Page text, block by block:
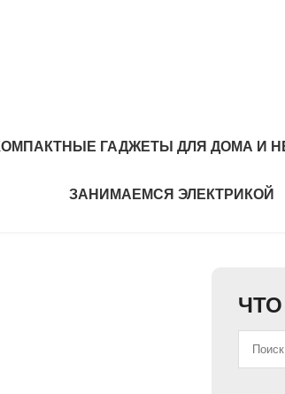
ГАДЖЕТЫ ДЛЯ ДОМА И
ЗАНИМАЕМСЯ ЭЛЕКТРИКОЙ